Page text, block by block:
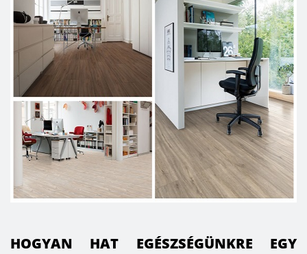
HOGYAN HAT EGÉSZSÉGÜNKRE EGY